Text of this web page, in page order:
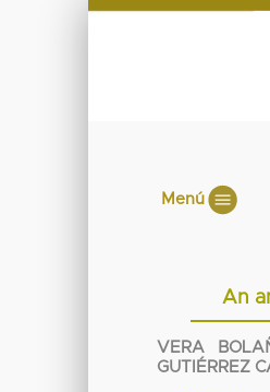
Menú
An
VERA
GUTIÉRREZ